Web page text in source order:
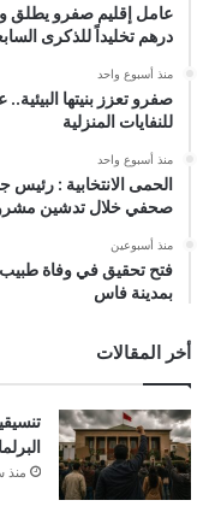
درهم تخليداً للذكرى
منذ أسبوع واحد
صفرو تعزز بنيتها
للنفايات المنزلية
منذ أسبوع واحد
الحمى الانتخابية :
صحفي خلال تدشين
منذ أسبوعين
فتح تحقيق في وفاة
بمدينة فاس
أخر المقالات
منذ